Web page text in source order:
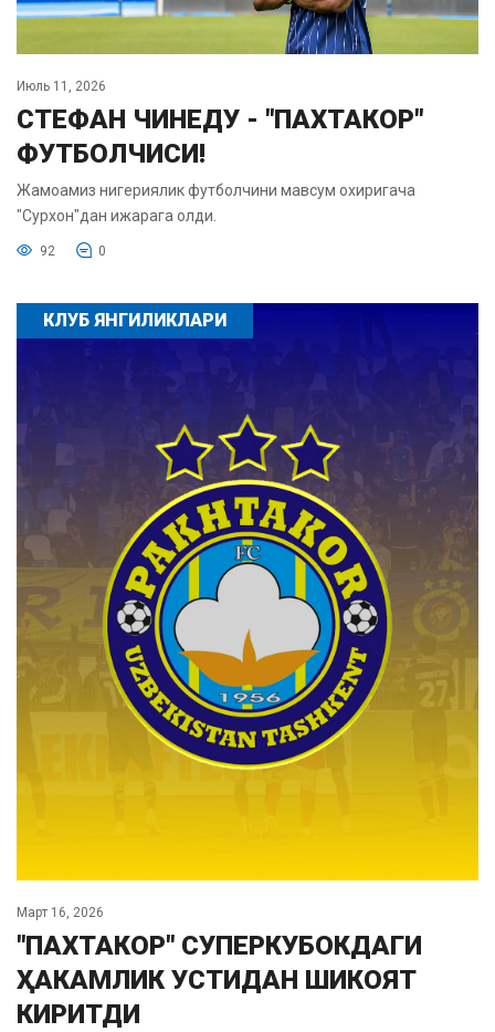
Июль 11, 2026
СТЕФАН ЧИНЕДУ - "ПАХТАКОР"
ФУТБОЛЧИСИ!
Жамоамиз нигериялик футболчини мавсум охиригача
"Сурхон"дан ижарага олди.
92 0
КЛУБ ЯНГИЛИКЛАРИ
Март 16, 2026
"ПАХТАКОР" СУПЕРКУБОКДАГИ
ҲАКАМЛИК УСТИДАН ШИКОЯТ
КИРИТДИ